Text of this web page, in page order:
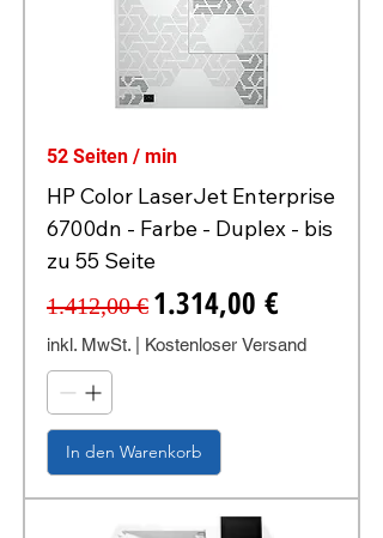
52 Seiten / min
HP Color LaserJet Enterprise
6700dn - Farbe - Duplex - bis
zu 55 Seite
Standardpreis
1.412,00 € Sale-Preis
1.314,00 €
inkl. MwSt. Kostenloser Versand
In den Warenkorb